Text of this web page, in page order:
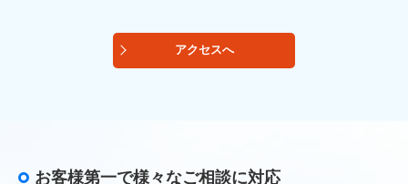
アクセスへ
お客様第一で様々なご相談に対応